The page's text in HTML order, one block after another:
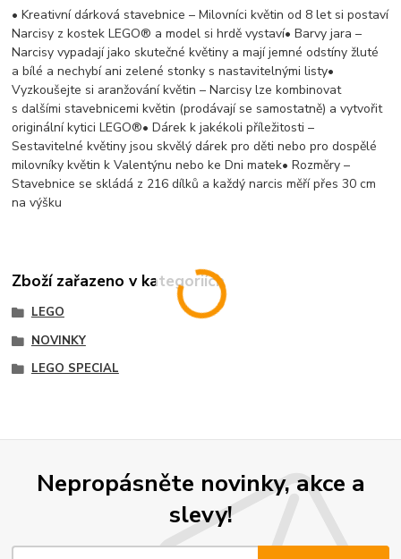
• Kreativní dárková stavebnice – Milovníci květin od 8 let si postaví
Narcisy z kostek LEGO® a model si hrdě vystaví• Barvy jara –
Narcisy vypadají jako skutečné květiny a mají jemné odstíny žluté
a bílé a nechybí ani zelené stonky s nastavitelnými listy•
Vyzkoušejte si aranžování květin – Narcisy lze kombinovat
s dalšími stavebnicemi květin (prodávají se samostatně) a vytvořit
originální kytici LEGO®• Dárek k jakékoli příležitosti –
Sestavitelné květiny jsou skvělý dárek pro děti nebo pro dospělé
milovníky květin k Valentýnu nebo ke Dni matek• Rozměry –
Stavebnice se skládá z 216 dílků a každý narcis měří přes 30 cm
na výšku
Zboží zařazeno v kategoriích
LEGO
NOVINKY
LEGO SPECIAL
Nepropásněte novinky, akce a
slevy!